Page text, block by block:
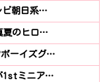
ビ朝日系…
夏のヒロ…
ボーイズグ…
1stミニア…